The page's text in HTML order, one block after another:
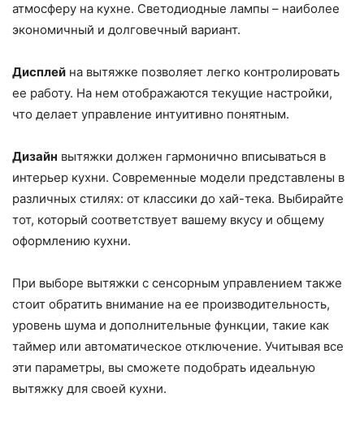
атмосферу на кухне. Светодиодные лампы – наиболее
экономичный и долговечный вариант.
Дисплей на вытяжке позволяет легко контролировать
ее работу. На нем отображаются текущие настройки,
что делает управление интуитивно понятным.
Дизайн вытяжки должен гармонично вписываться в
интерьер кухни. Современные модели представлены в
различных стилях: от классики до хай-тека. Выбирайте
тот, который соответствует вашему вкусу и общему
оформлению кухни.
При выборе вытяжки с сенсорным управлением также
стоит обратить внимание на ее производительность,
уровень шума и дополнительные функции, такие как
таймер или автоматическое отключение. Учитывая все
эти параметры, вы сможете подобрать идеальную
вытяжку для своей кухни.